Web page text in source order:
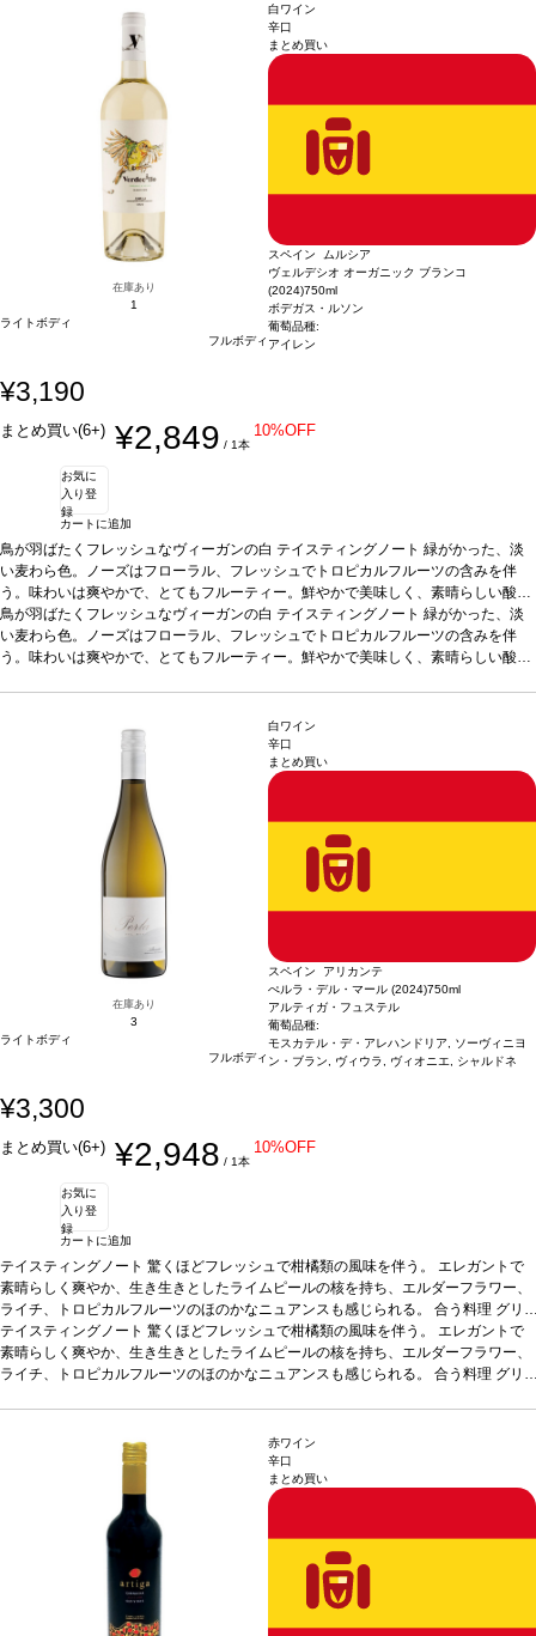
ージに変更されますのでご了承ください。
在庫あり
1
ライトボディ
フルボディ
白ワイン
辛口
まとめ買い
スペイン ムルシア
ヴェルデシオ オーガニック ブランコ
(2024)750ml
ボデガス・ルソン
葡萄品種:
アイレン
¥3,190
まとめ買い(6+) ¥2,849 / 1本
10%OFF
お気に
入り登
録
カートに追加
鳥が羽ばたくフレッシュなヴィーガンの白 テイスティングノート 緑がかった、淡
い麦わら色。ノーズはフローラル、フレッシュでトロピカルフルーツの含みを伴
う。味わいは爽やかで、とてもフルーティー。鮮やかで美味しく、素晴らしい酸味
との組み合わせは完璧で、長い余韻が続く。合う料理魚のマリネ（カレイ、スズ
キ、鯛）、タラと海老のクリーム煮、魚介類、燻製、チキン、牛肉の煮込み、マリ
ナラソースパスタなどと好相性葡萄品種アイレン認証オーガニック、WfCP認
鳥が羽ばたくフレッシュなヴィーガンの白 テイスティングノート 緑がかった、淡
い麦わら色。ノーズはフローラル、フレッシュでトロピカルフルーツの含みを伴
う。味わいは爽やかで、とてもフルーティー。鮮やかで美味しく、素晴らしい酸味
アイレン
証、ヴィーガン認証 *本ヴィンテージが在庫切れの場合、在庫があり価格が同様の
場合は自動的に次のヴィンテージに変更されます、ご了承ください。
在庫あり
3
ライトボディ
フルボディ
白ワイン
辛口
まとめ買い
スペイン アリカンテ
ぺルラ・デル・マール (2024)750ml
アルティガ・フュステル
葡萄品種:
モスカテル・デ・アレハンドリア, ソーヴィニヨ
ン・ブラン, ヴィウラ, ヴィオニエ, シャルドネ
¥3,300
まとめ買い(6+) ¥2,948 / 1本
10%OFF
お気に
入り登
録
カートに追加
テイスティングノート 驚くほどフレッシュで柑橘類の風味を伴う。 エレガントで
素晴らしく爽やか、生き生きとしたライムピールの核を持ち、エルダーフラワー、
ライチ、トロピカルフルーツのほのかなニュアンスも感じられる。 合う料理 グリ
ルしたエビ、マテガイ、帆立やムール貝などの魚介類料理、またそのままアペリテ
ィフなどと好相性葡萄品種モスカテル・デ・アレハンドリア 65%、ソーヴィニヨ
ン・ブラン 15%、ヴィウラ 10%、ヴィオニエ 5%、シャルドネ 5%*本ヴィンテー
テイスティングノート 驚くほどフレッシュで柑橘類の風味を伴う。 エレガントで
素晴らしく爽やか、生き生きとしたライムピールの核を持ち、エルダーフラワー、
ライチ、トロピカルフルーツのほのかなニュアンスも感じられる。 合う料理 グリ
ン・ブラン 15%、ヴィウラ 10%、ヴィオニエ 5%、シャルドネ 5%
ジが在庫切れの場合、在庫があり価格が同様の場合は自動的に次のヴィンテージに
赤ワイン
辛口
まとめ買い